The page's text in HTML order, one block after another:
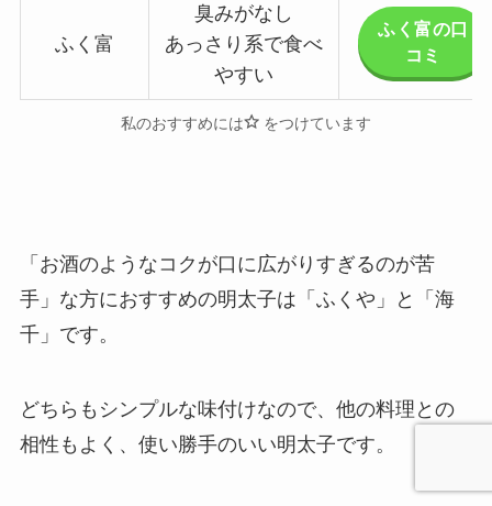
ふく富
臭みがなし
あっさり系で食べ
やすい
ふく富の口
コミ
私のおすすめには をつけています
「お酒のようなコクが口に広がりすぎるのが苦
手」な方におすすめの明太子は「 ふくや 」と「 海
千」です。
どちらもシンプルな味付けなので、他の料理との
相性もよく、使い勝手のいい明太子です。